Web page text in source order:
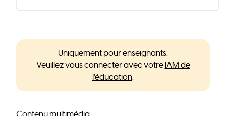
Uniquement pour enseignants.
Veuillez vous connecter avec votre IAM de
l'éducation.